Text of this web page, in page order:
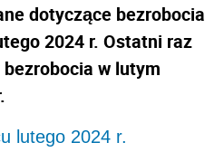
dotyczące bezrobocia
2024 r. Ostatni raz
w lutym
lutego 2024 r.